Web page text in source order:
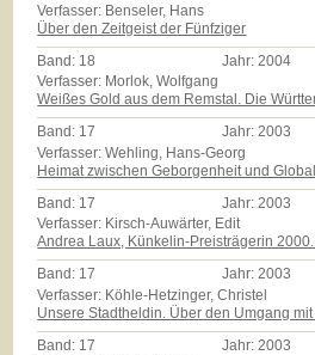
Verfasser: Benseler, Hans
Über den Zeitgeist der Fünfziger
Band: 18 Jahr:2004
Verfasser: Morlok, Wolfgang
Weißes Gold aus dem Remstal. Die
Band: 17 Jahr:2003
Verfasser: Wehling, Hans-Georg
Heimat zwischen Geborgenheit und
Band: 17 Jahr:2003
Verfasser: Kirsch-Auwärter, Edit
Andrea Laux, Künkelin-Preisträgerin
Band: 17 Jahr:2003
Verfasser: Köhle-Hetzinger, Christel
Unsere Stadtheldin. Über den Umgang mit
Band: 17 Jahr: 2003